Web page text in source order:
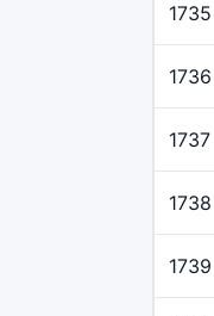
1735
1736
1737
1738
1739